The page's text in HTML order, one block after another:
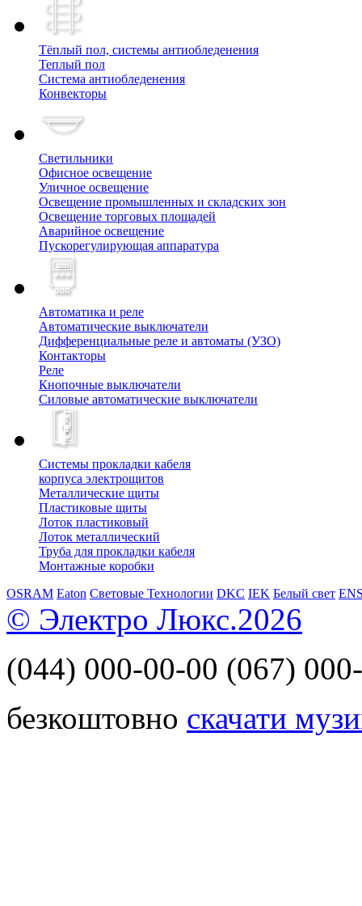
Тёплый пол, cистемы антиобледенения
Теплый пол
Система антиобледенения
Конвекторы
Светильники
Офисное освещение
Уличное освещение
Освещение промышленных и складских зон
Освещение торговых площадей
Аварийное освещение
Пускорегулирующая аппаратура
Автоматика и реле
Автоматические выключатели
Дифференциальные реле и автоматы (УЗО)
Контакторы
Реле
Кнопочные выключатели
Силовые автоматические выключатели
Системы прокладки кабеля
корпуса электрощитов
Металлические щиты
Пластиковые щиты
Лоток пластиковый
Лоток металлический
Труба для прокладки кабеля
Монтажные коробки
OSRAM Eaton Световые Технологии DKC IEK Белый свет
© Электро Люкс.2026
(044) 000-00-00 (067)
безкоштовно скачати